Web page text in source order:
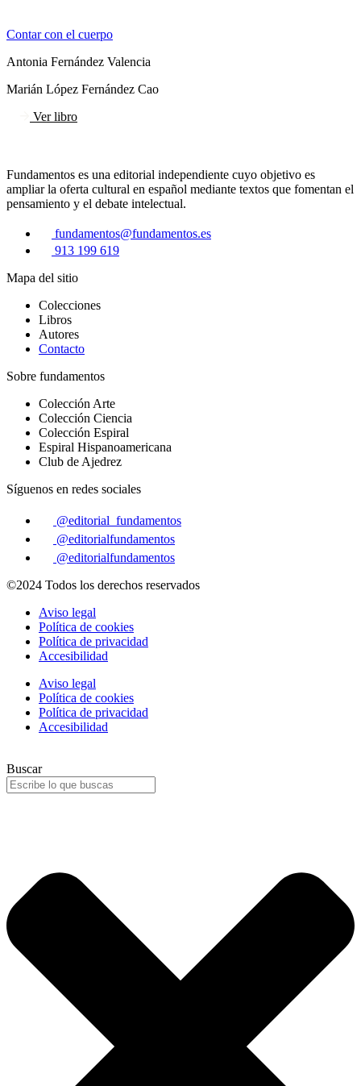
Contar con el cuerpo
Antonia Fernández Valencia
Marián López Fernández Cao
Ver libro
Fundamentos es una editorial independiente cuyo objetivo es
ampliar la oferta cultural en español mediante textos que fomentan el
pensamiento y el debate intelectual.
fundamentos@fundamentos.es
913 199 619
Mapa del sitio
Colecciones
Libros
Autores
Contacto
Sobre fundamentos
Colección Arte
Colección Ciencia
Colección Espiral
Espiral Hispanoamericana
Club de Ajedrez
Síguenos en redes sociales
@editorial_fundamentos
@editorialfundamentos
@editorialfundamentos
©2024 Todos los derechos reservados
Aviso legal
Política de cookies
Política de privacidad
Accesibilidad
Aviso legal
Política de cookies
Política de privacidad
Accesibilidad
Buscar